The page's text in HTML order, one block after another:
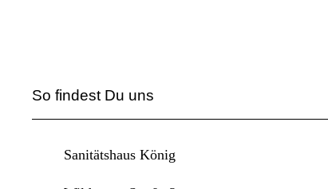
So findest Du uns
Sanitätshaus König